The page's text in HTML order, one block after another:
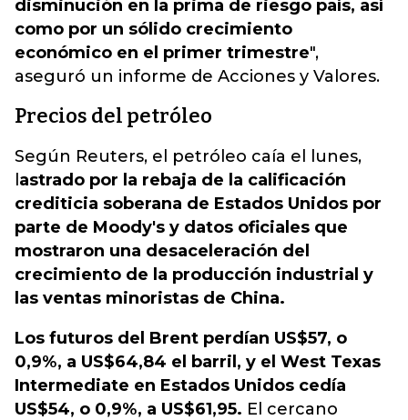
disminución en la prima de riesgo país, así
como por un sólido crecimiento
económico en el primer trimestre",
aseguró un informe de Acciones y Valores.
Precios del petróleo
Según Reuters, el petróleo caía el lunes,
lastrado por la rebaja de la calificación
crediticia soberana de Estados Unidos por
parte de Moody's y datos oficiales que
mostraron una desaceleración del
crecimiento de la producción industrial y
las ventas minoristas de China.
Los futuros del Brent perdían US$57, o
0,9%, a US$64,84 el barril, y el West Texas
Intermediate en Estados Unidos cedía
US$54, o 0,9%, a US$61,95. El cercano